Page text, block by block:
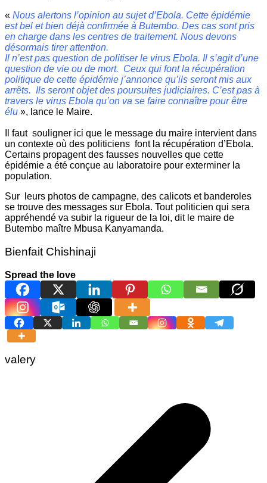
« Nous alertons l’opinion au sujet d’Ebola. Cette épidémie
est bel et bien déjà confirmée à Butembo. Des cas sont pris
en charge dans les centres de traitement. Nous devons
désormais tirer attention.
Il n’est pas question de politiser le virus Ebola. Il s’agit d’une
question de vie ou de mort. Ceux qui font la récupération
politique de cette épidémie j’annonce qu’ils seront mis aux
arrêts. Ils seront objet des poursuites judiciaires. C’est pas à
travers le virus Ebola qu’on va se faire connaître pour être
élu », lance le Maire.
Il faut souligner ici que le message du maire intervient dans
un contexte où des politiciens font la récupération d’Ebola.
Certains propagent des fausses nouvelles que cette
épidémie a été conçue au laboratoire pour exterminer la
population.
Sur leurs photos de campagne, des calicots et banderoles
se trouve des messages sur Ebola. Tout politicien qui sera
appréhendé va subir la rigueur de la loi, dit le maire de
Butembo maître Mbusa Kanyamanda.
Bienfait Chishinaji
Spread the love
valery